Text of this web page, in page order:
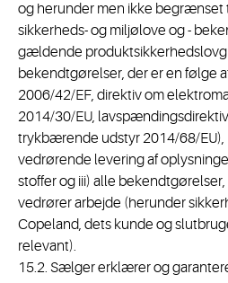
og herunder men ikke begrænset
sikkerheds- og miljølove og -
gældende
bekendtgørelser, der er en følge
2006/42/EF, direktiv om
2014/30/EU,
trykbærende udstyr 2014/68/
vedrørende levering af
stoffer og iii) alle bekendtgørelser,
vedrører arbejde (herunder
Copeland, dets kunde og
relevant).
15.2. Sælger erklærer og